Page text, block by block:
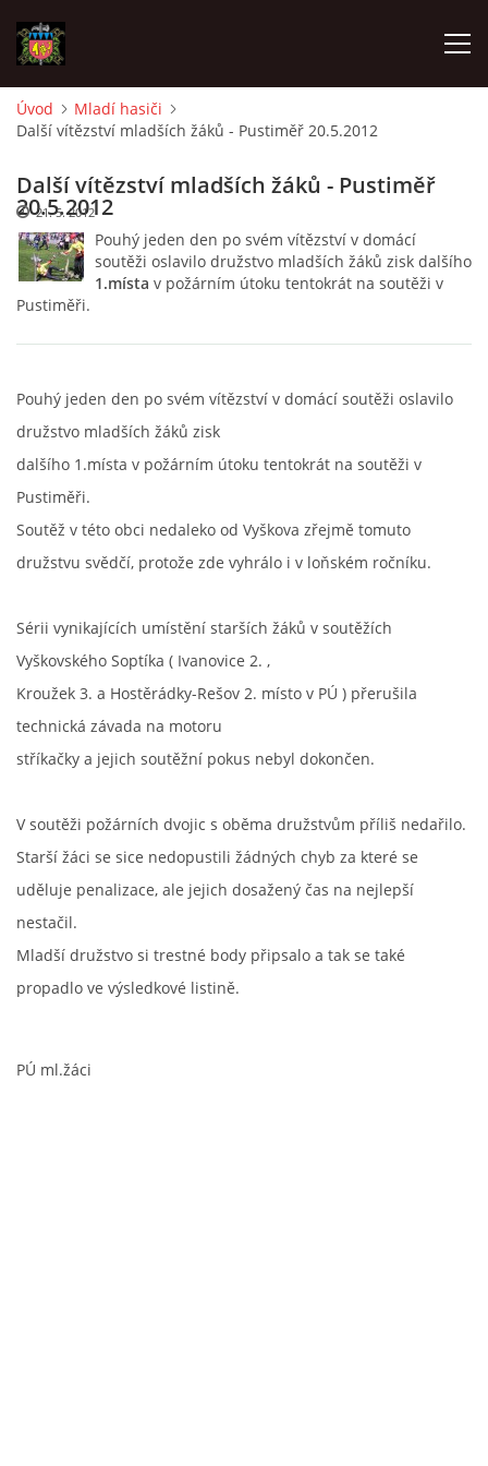
ÚVOD
O SBORU
POZVÁNKY
MLADÍ HASIČI
ZÁSAHOVÁ JEDNOTKA
DRUŽSTVO MUŽŮ
VÝROČNÍ ZPRÁVY
DOTACE POSKYTNUTÁ Z ROZPOČTU JIHOMORAVSKÉHO
KRAJE
JEDNOTNÝ SYSTÉM VAROVÁNÍ A VYROZUMĚNÍ
Úvod
Mladí hasiči
Další vítězství mladších žáků - Pustiměř 20.5.2012
Další vítězství mladších žáků - Pustiměř
20.5.2012
Pouhý jeden den po svém vítězství v domácí
soutěži oslavilo družstvo mladších žáků zisk dalšího
1.místa v požárním útoku tentokrát na soutěži v
Pustiměři.
21. 5. 2012
Pouhý jeden den po svém vítězství v domácí soutěži oslavilo
družstvo mladších žáků zisk
dalšího 1.místa v požárním útoku tentokrát na soutěži v
Pustiměři.
Soutěž v této obci nedaleko od Vyškova zřejmě tomuto
družstvu svědčí, protože zde vyhrálo i v loňském ročníku.
Sérii vynikajících umístění starších žáků v soutěžích
Vyškovského Soptíka ( Ivanovice 2. ,
Kroužek 3. a Hostěrádky-Rešov 2. místo v PÚ ) přerušila
technická závada na motoru
stříkačky a jejich soutěžní pokus nebyl dokončen.
V soutěži požárních dvojic s oběma družstvům příliš nedařilo.
Starší žáci se sice nedopustili žádných chyb za které se
uděluje penalizace, ale jejich dosažený čas na nejlepší
nestačil.
Mladší družstvo si trestné body připsalo a tak se také
propadlo ve výsledkové listině.
PÚ ml.žáci